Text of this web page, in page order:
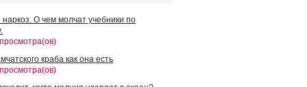
О чем молчат учебники по
краба как она есть